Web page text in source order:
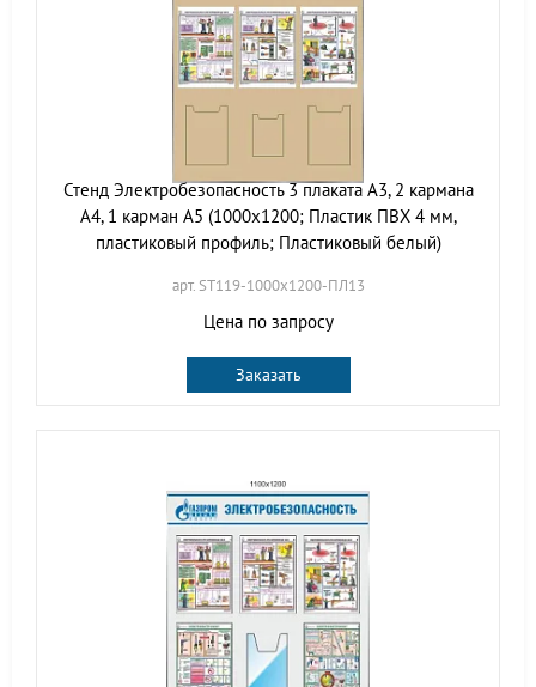
Стенд Электробезопасность 3 плаката А3, 2 кармана
А4, 1 карман А5 (1000х1200; Пластик ПВХ 4 мм,
пластиковый профиль; Пластиковый белый)
арт. ST119-1000х1200-ПЛ13
Цена по запросу
Заказать